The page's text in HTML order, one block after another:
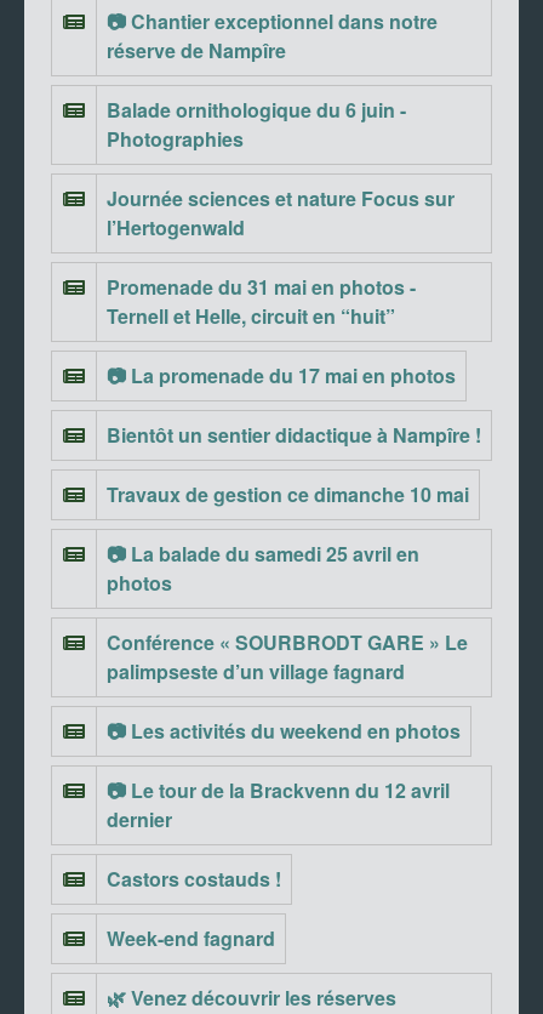
📷 Chantier exceptionnel dans notre
réserve de Nampîre
Balade ornithologique du 6 juin -
Photographies
Journée sciences et nature Focus sur
l’Hertogenwald
Promenade du 31 mai en photos -
Ternell et Helle, circuit en “huit”
📷 La promenade du 17 mai en photos
Bientôt un sentier didactique à Nampîre !
Travaux de gestion ce dimanche 10 mai
📷 La balade du samedi 25 avril en
photos
Conférence « SOURBRODT GARE » Le
palimpseste d’un village fagnard
📷 Les activités du weekend en photos
📷 Le tour de la Brackvenn du 12 avril
dernier
Castors costauds !
Week-end fagnard
🌿 Venez découvrir les réserves